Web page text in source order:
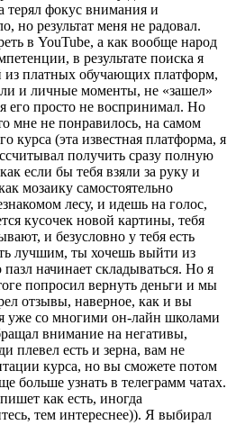
терял фокус внимания и
но результат меня не радовал.
в YouTube, а как вообще народ
в результате поиска я
из платных обучающих платформ,
и личные моменты, не «зашел»
его просто не воспринимал. Но
мне не понравилось, на самом
курса (эта известная платформа, я
получить сразу полную
если бы тебя взяли за руку и
мозаику самостоятельно
лесу, и идешь на голос,
кусочек новой картины, тебя
и безусловно у тебя есть
лучшим, ты хочешь выйти из
начинает складываться. Но я
попросил вернуть деньги и мы
отзывы, наверное, как и вы
уже со многими он-лайн школами
внимание на негативы,
плевел есть и зерна, вам не
курса, но вы сможете потом
больше узнать в телеграмм чатах.
как есть, иногда
тем интереснее)). Я выбирал